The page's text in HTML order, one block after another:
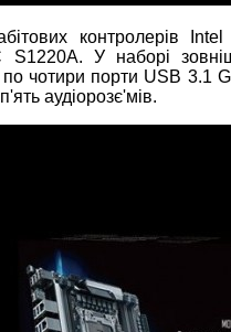
контролерів
У наборі
чотири порти USB 3.1
аудіорозє'мів.